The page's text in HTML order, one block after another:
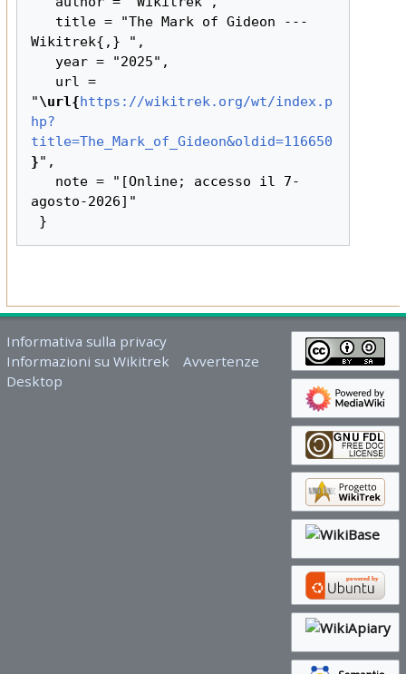
Wikitrek{,} ",
"\url{https://wikitrek.org/wt/index.p
hp?
title=The_Mark_of_Gideon&oldid=116650
}",
agosto-2026]"
Informativa sulla privacy
Informazioni su Wikitrek
Avvertenze
Desktop